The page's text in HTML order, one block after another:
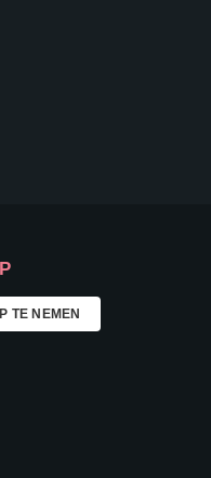
TE NEMEN